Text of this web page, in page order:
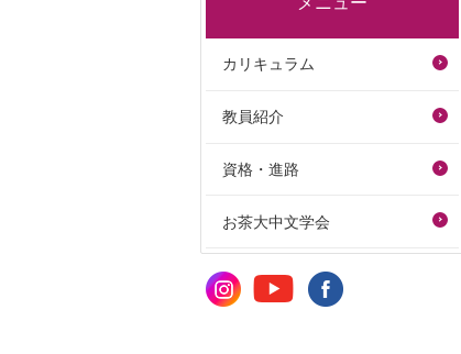
カリキュラム
教員紹介
資格・進路
お茶大中文学会